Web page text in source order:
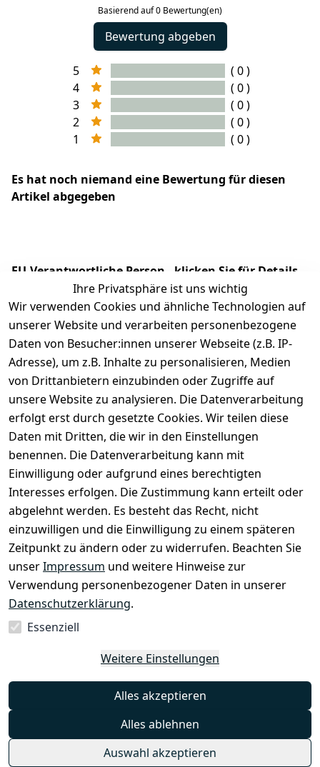
Basierend auf 0 Bewertung(en)
Bewertung abgeben
5
( 0 )
4
( 0 )
3
( 0 )
2
( 0 )
1
( 0 )
Es hat noch niemand eine Bewertung für diesen
Artikel abgegeben
EU-Verantwortliche Person - klicken Sie für Details
Ihre Privatsphäre ist uns wichtig
Wir verwenden Cookies und ähnliche Technologien auf
unserer Website und verarbeiten personenbezogene
Daten von Besucher:innen unserer Webseite (z.B. IP-
Adresse), um z.B. Inhalte zu personalisieren, Medien
von Drittanbietern einzubinden oder Zugriffe auf
unsere Website zu analysieren. Die Datenverarbeitung
erfolgt erst durch gesetzte Cookies. Wir teilen diese
Daten mit Dritten, die wir in den Einstellungen
benennen. Die Datenverarbeitung kann mit
Einwilligung oder aufgrund eines berechtigten
Interesses erfolgen. Die Zustimmung kann erteilt oder
abgelehnt werden. Es besteht das Recht, nicht
einzuwilligen und die Einwilligung zu einem späteren
Zeitpunkt zu ändern oder zu widerrufen. Beachten Sie
unserImpressum und weitere Hinweise zur
Verwendung personenbezogener Daten in unserer
Datenschutzerklärung.
Essenziell
Weitere Einstellungen
Alles akzeptieren
Alles ablehnen
Auswahl akzeptieren
Rechtliches
Impressum
Datenschutze
rklärung
Barrierefreihe
itserklärung
Widerrufsrec
ht
Services
Registrieren
© Mambocat 2025